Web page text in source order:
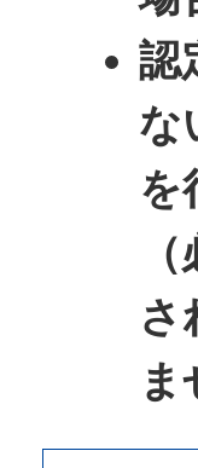
認
な
を
さ
ま